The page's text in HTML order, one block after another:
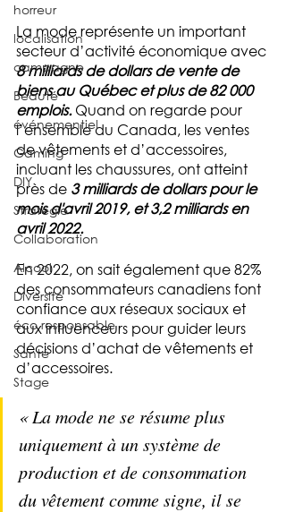
horreur
localisation
campagne
Beauté
événementiel
Gaming
DIY
Stratégie
Collaboration
Alcool
Diversité
éco responsable
Santé
Stage
La mode représente un important
secteur d’activité économique avec
8 milliards de dollars de vente de
biens au Québec et plus de 82 000
emplois. Quand on regarde pour
l’ensemble du Canada, les ventes
de vêtements et d’accessoires,
incluant les chaussures, ont atteint
près de 3 milliards de dollars pour le
mois d'avril 2019, et 3,2 milliards en
avril 2022.
En 2022, on sait également que 82%
des consommateurs canadiens font
confiance aux réseaux sociaux et
aux influenceurs pour guider leurs
décisions d’achat de vêtements et
d’accessoires.
« La mode ne se résume plus
uniquement à un système de
production et de consommation
du vêtement comme signe, il se